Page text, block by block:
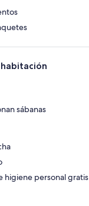
sábanas
higiene personal gratis